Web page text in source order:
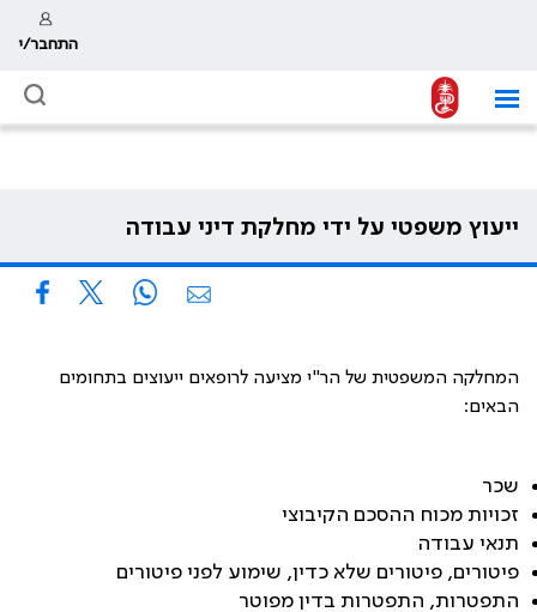
התחבר/י
ייעוץ משפטי על ידי מחלקת דיני עבודה
המחלקה המשפטית של הר"י מציעה לרופאים ייעוצים בתחומים
הבאים:
שכר
זכויות מכוח ההסכם הקיבוצי
תנאי עבודה
פיטורים, פיטורים שלא כדין, שימוע לפני פיטורים
התפטרות, התפטרות בדין מפוטר